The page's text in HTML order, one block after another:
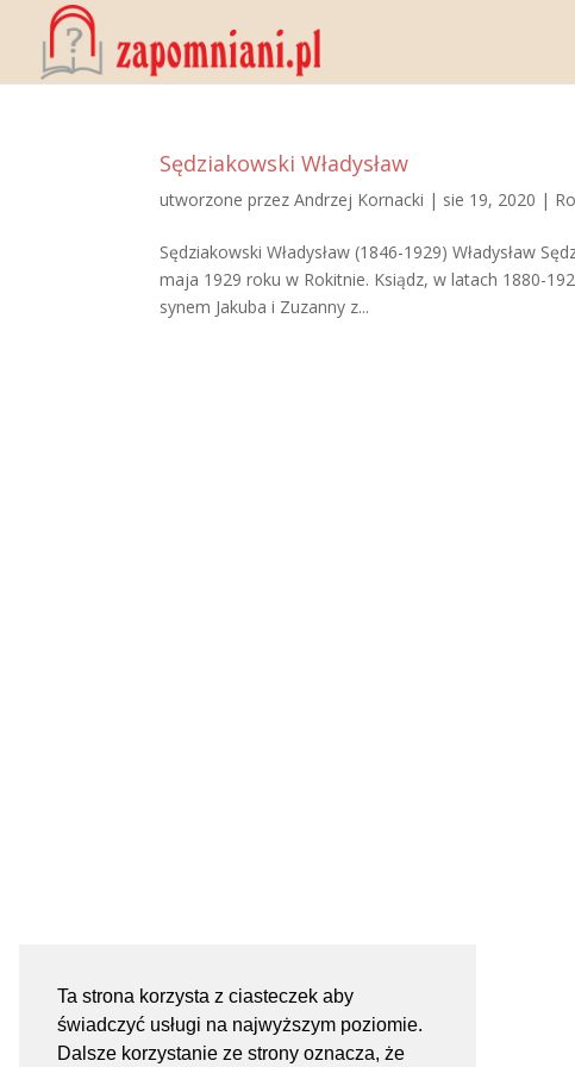
Ta strona korzysta z ciasteczek aby
świadczyć usługi na najwyższym poziomie.
Dalsze korzystanie ze strony oznacza, że
Sędziakowski Władysław
utworzone przezAndrzej Kornacki | sie 19, 2020 |
Sędziakowski Władysław (1846-1929) Władysław
maja 1929 roku w Rokitnie. Ksiądz, w latach 1880-
synem Jakuba i Zuzanny z...